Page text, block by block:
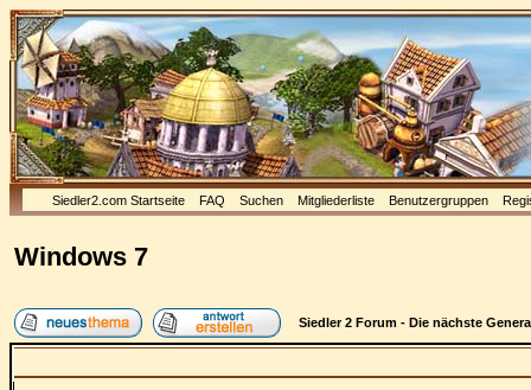
Siedler2.com Startseite FAQ Suchen Mitgliederliste Benutzergruppen
Windows 7
Siedler 2 Forum - Die nächste